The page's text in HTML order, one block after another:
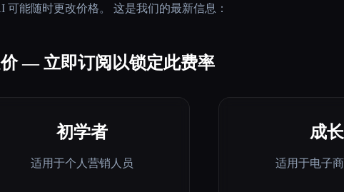
可能随时更改价格。 这是我们的最新信息：
— 立即订阅以锁定此费率
初学者
适用于个人营销人员
成长
适用于电子